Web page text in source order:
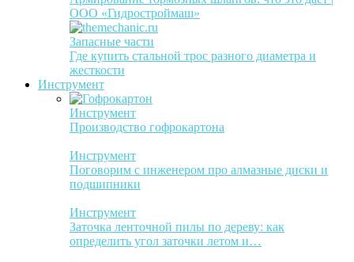
ООО «Гидростроймаш»
Запасные части
Где купить стальной трос разного диаметра и
жесткости
Инструмент
Инструмент
Производство гофрокартона
Инструмент
Поговорим с инженером про алмазные диски и
подшипники
Инструмент
Заточка ленточной пилы по дереву: как
определить угол заточки летом и…